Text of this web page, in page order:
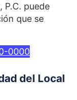
P.C. puede
que se
0000
del Local